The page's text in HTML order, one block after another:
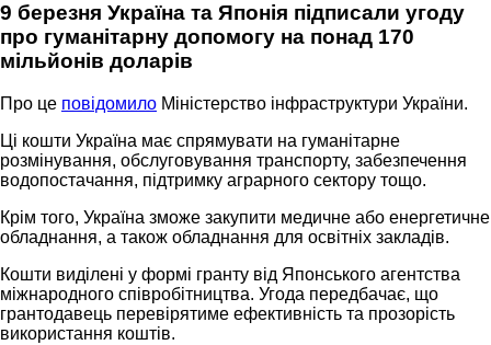
9 березня Україна та Японія підписали угоду
про гуманітарну допомогу на понад 170
мільйонів доларів
Про це повідомило Міністерство інфраструктури України.
Ці кошти Україна має спрямувати на гуманітарне
розмінування, обслуговування транспорту, забезпечення
водопостачання, підтримку аграрного сектору тощо.
Крім того, Україна зможе закупити медичне або енергетичне
обладнання, а також обладнання для освітніх закладів.
Кошти виділені у формі гранту від Японського агентства
міжнародного співробітництва. Угода передбачає, що
грантодавець перевірятиме ефективність та прозорість
використання коштів.